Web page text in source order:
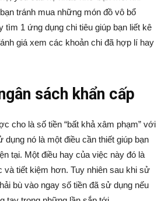
tránh mua những món đồ vô bổ
tìm 1 ứng dụng chi tiêu giúp bạn liết kê
giá xem các khoản chi đã hợp lí hay
sách khẩn cấp
cho là số tiền “bất khả xâm phạm” với
nó là một điều cần thiết giúp bạn
tại. Một điều hay của việc này đó là
và tiết kiệm hơn. Tuy nhiên sau khi sử
bù vào ngay số tiền đã sử dụng nếu